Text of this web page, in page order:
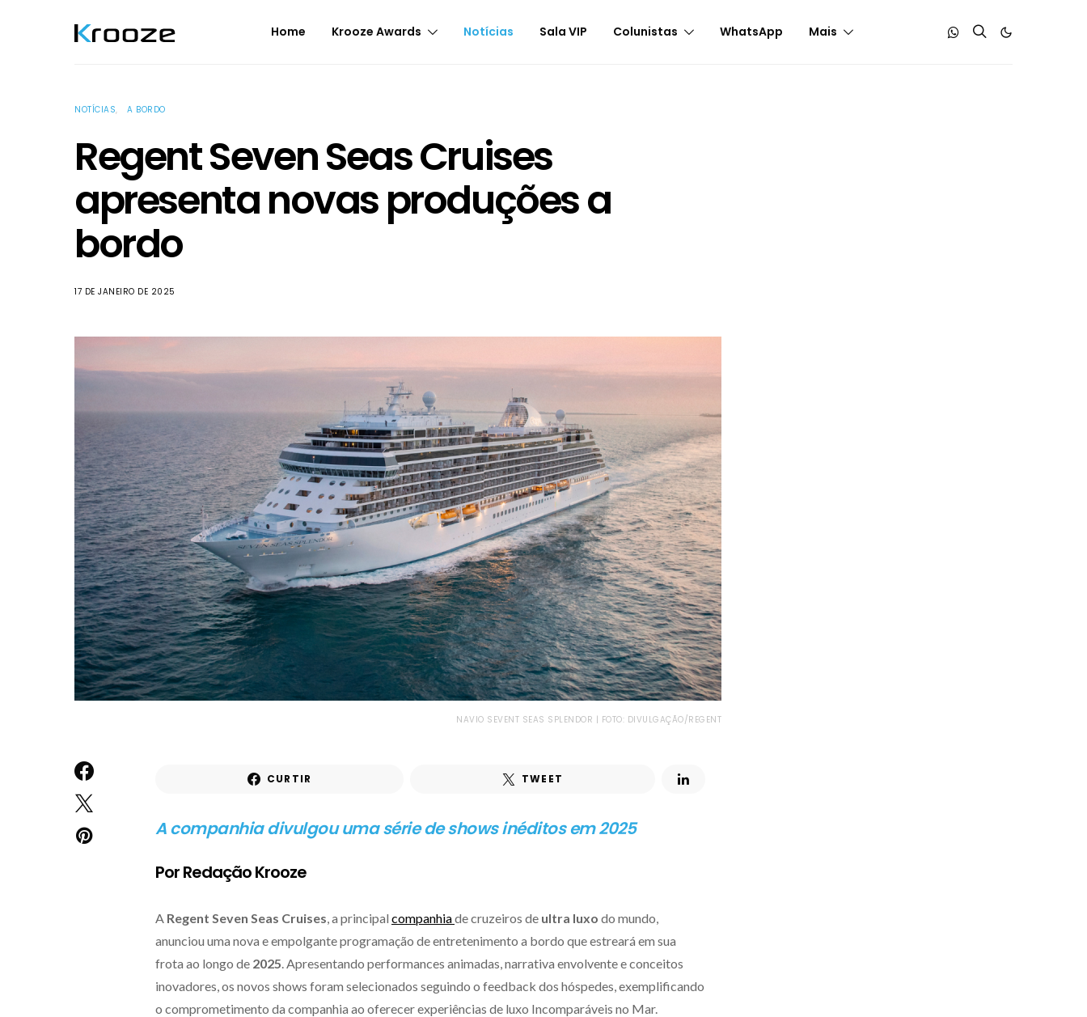
Home Krooze Awards Notícias Sala VIP Colunistas WhatsApp Mais
NOTÍCIAS A BORDO
Regent Seven Seas Cruises
apresenta novas produções a
bordo
17 DE JANEIRO DE 2025
NAVIO SEVENT SEAS SPLENDOR | FOTO: DIVULGAÇÃO/REGENT
CURTIR TWEET
A companhia divulgou uma série de shows inéditos em 2025
Por Redação Krooze
A Regent Seven Seas Cruises, a principal companhiade cruzeiros de ultra luxo do mundo,
anunciou uma nova e empolgante programação de entretenimento a bordo que estreará em sua
frota ao longo de 2025. Apresentando performances animadas, narrativa envolvente e conceitos
inovadores, os novos shows foram selecionados seguindo o feedback dos hóspedes, exemplificando
o comprometimento da companhia ao oferecer experiências de luxo Incomparáveis no Mar.